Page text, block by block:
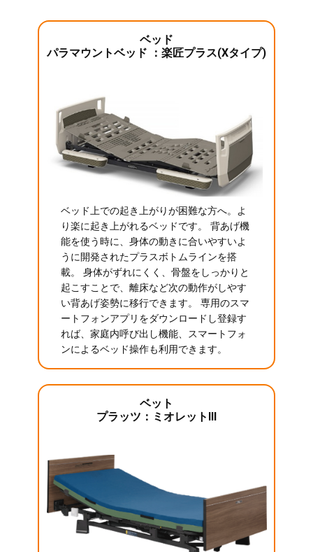
ベッド
パラマウントベッド ：楽匠プラス(Xタイプ)
ベッド上での起き上がりが困難な方へ。よ
り楽に起き上がれるベッドです。 背あげ機
能を使う時に、身体の動きに合いやすいよ
うに開発されたプラスボトムラインを搭
載。 身体がずれにくく、骨盤をしっかりと
起こすことで、離床など次の動作がしやす
い背あげ姿勢に移行できます。 専用のスマ
ートフォンアプリをダウンロードし登録す
れば、家庭内呼び出し機能、スマートフォ
ンによるベッド操作も利用できます。
ベット
プラッツ：ミオレットIII